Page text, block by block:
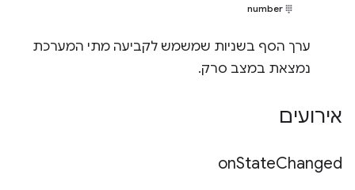
number
ערך הסף בשניות שמשמש לקביעה מתי המערכת
נמצאת במצב סרק.
אירועים
onStateChanged